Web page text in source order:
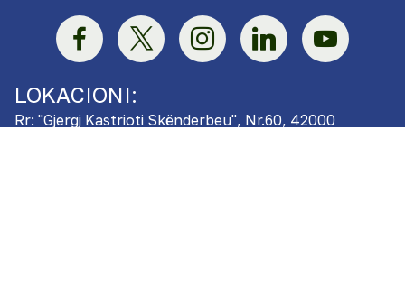
LOKACIONI:
Rr: "Gjergj Kastrioti Skënderbeu", Nr.60, 42000